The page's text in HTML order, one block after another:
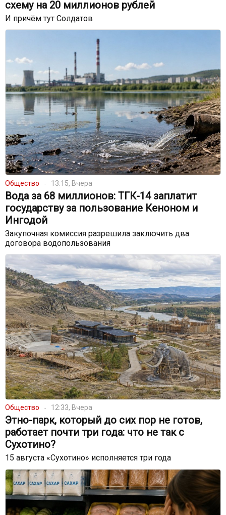
схему на 20 миллионов рублей
И причём тут Солдатов
Общество 13:15, Вчера
Вода за 68 миллионов: ТГК-14 заплатит
государству за пользование Кеноном и
Ингодой
Закупочная комиссия разрешила заключить два
договора водопользования
Общество 12:33, Вчера
Этно-парк, который до сих пор не готов,
работает почти три года: что не так с
Сухотино?
15 августа «Сухотино» исполняется три года